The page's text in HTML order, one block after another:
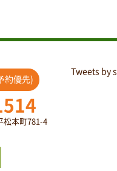
約優先)
松本町781-4
Tweets by